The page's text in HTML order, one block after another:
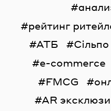
рейтинг
АТБ
Сільпо
e-commerce
FMCG
AR